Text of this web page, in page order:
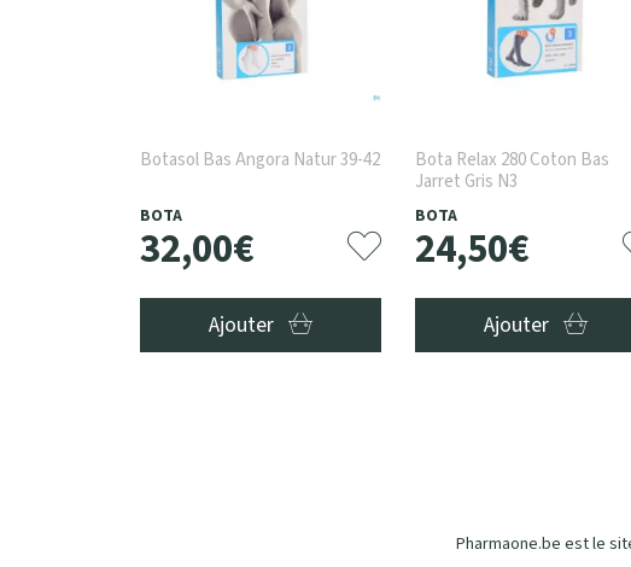
Botasol Bas Angora Natur 39-42
BOTA
32,00€
Ajouter
Bota Relax 280 Coton Bas
Jarret Gris N3
BOTA
24,50€
Ajouter
Pharmaone.be est le